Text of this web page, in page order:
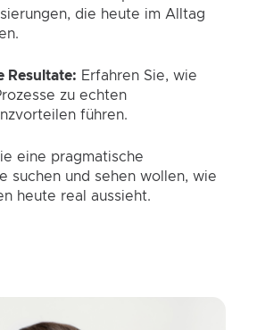
die heute im Alltag
Resultate: Erfahren Sie, wie
zu echten
führen.
eine pragmatische
suchen und sehen wollen, wie
heute real aussieht.